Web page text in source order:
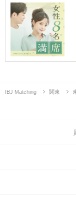
IBJ Matching 関東